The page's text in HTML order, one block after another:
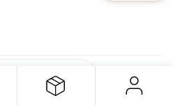
SPECIFICATION